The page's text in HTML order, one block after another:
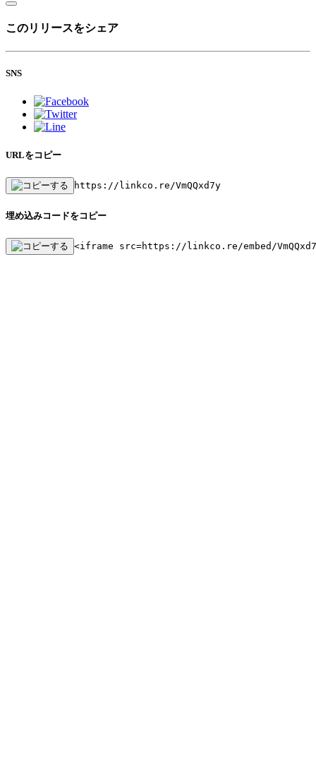
このリリースをシェア
SNS
URLをコピー
https://linkco.re/VmQQxd7y
埋め込みコードをコピー
<iframe src=https://linkco.re/embed/